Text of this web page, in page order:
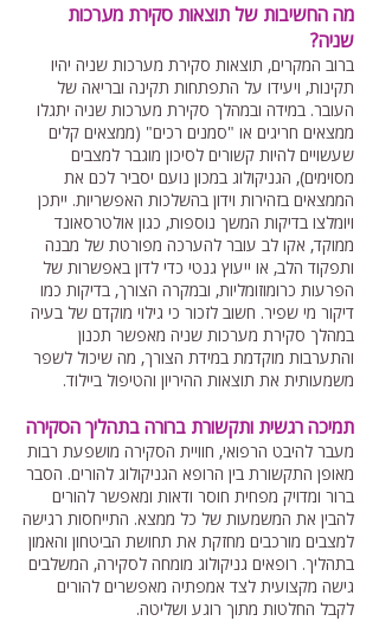
מה החשיבות של תוצאות סקירת מערכות
שניה?
ברוב המקרים, תוצאות סקירת מערכות שניה יהיו
תקינות, ויעידו על התפתחות תקינה ובריאה של
העובר. במידה ובמהלך סקירת מערכות שניה יתגלו
ממצאים חריגים או "סמנים רכים" (ממצאים קלים
שעשויים להיות קשורים לסיכון מוגבר למצבים
מסוימים), הגניקולוג במכון נועם יסביר לכם את
הממצאים בזהירות וידון בהשלכות האפשריות. ייתכן
ויומלצו בדיקות המשך נוספות, כגון אולטרסאונד
ממוקד, אקו לב עובר להערכה מפורטת של מבנה
ותפקוד הלב, או ייעוץ גנטי כדי לדון באפשרות של
הפרעות כרומוזומליות, ובמקרה הצורך, בדיקות כמו
דיקור מי שפיר. חשוב לזכור כי גילוי מוקדם של בעיה
במהלך סקירת מערכות שניה מאפשר תכנון
והתערבות מוקדמת במידת הצורך, מה שיכול לשפר
משמעותית את תוצאות ההיריון והטיפול ביילוד.
תמיכה רגשית ותקשורת ברורה בתהליך הסקירה
מעבר להיבט הרפואי, חוויית הסקירה מושפעת רבות
מאופן התקשורת בין הרופא הגניקולוג להורים. הסבר
ברור ומדויק מפחית חוסר ודאות ומאפשר להורים
להבין את המשמעות של כל ממצא. התייחסות רגישה
למצבים מורכבים מחזקת את תחושת הביטחון והאמון
בתהליך. רופאים גניקולוג מומחה לסקירה, המשלבים
גישה מקצועית לצד אמפתיה מאפשרים להורים
לקבל החלטות מתוך רוגע ושליטה.